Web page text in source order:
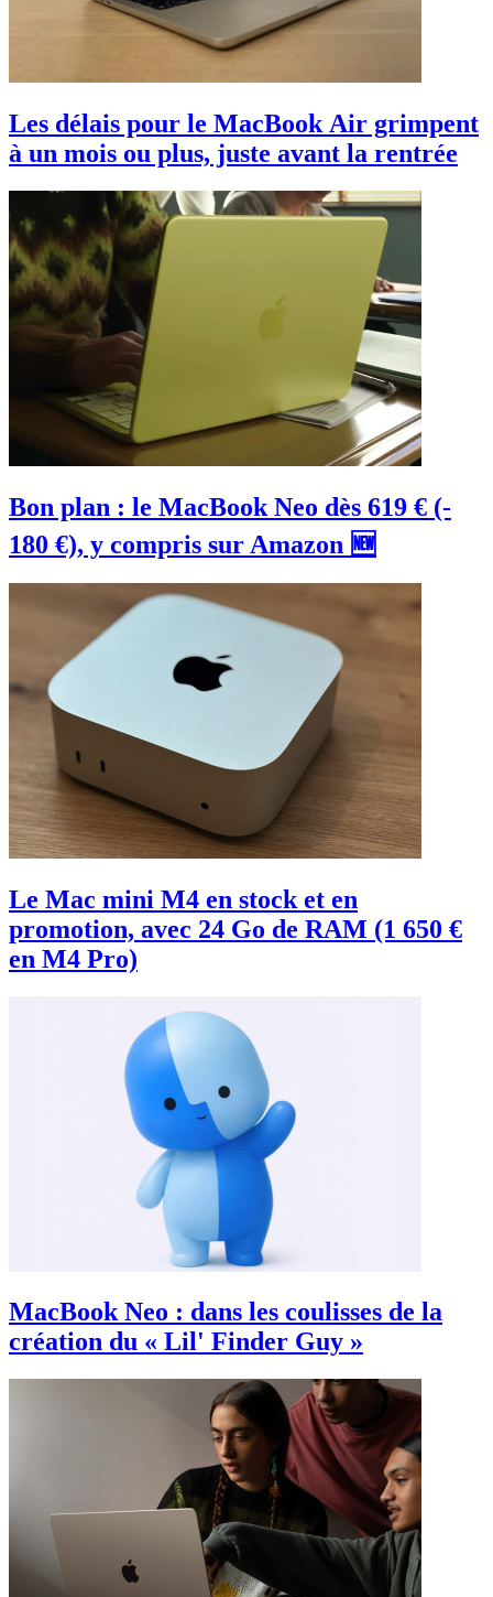
Les délais pour le MacBook Air grimpent
à un mois ou plus, juste avant la rentrée
Bon plan : le MacBook Neo dès 619 € (-
180 €), y compris sur Amazon 🆕
Le Mac mini M4 en stock et en
promotion, avec 24 Go de RAM (1 650 €
en M4 Pro)
MacBook Neo : dans les coulisses de la
création du « Lil' Finder Guy »